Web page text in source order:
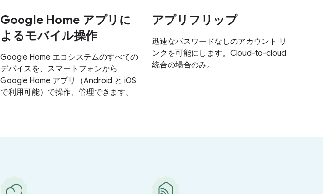
Google Home アプリに
よるモバイル操作
Google Home エコシステムのすべての
デバイスを、スマートフォンから
Google Home アプリ（Android と iOS
で利用可能）で操作、管理できます。
アプリフリップ
迅速なパスワードなしのアカウント リ
ンクを可能にします。Cloud-to-cloud
統合の場合のみ。